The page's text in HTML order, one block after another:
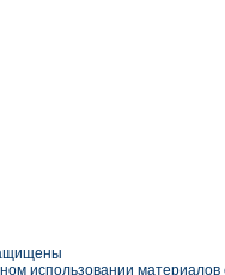
использовании